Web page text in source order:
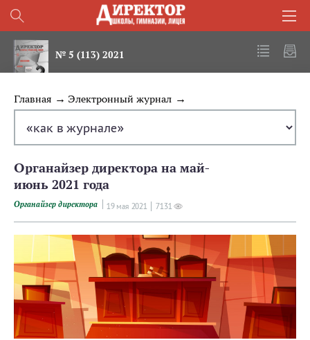
№ 5 (113) 2021
Главная Электронный журнал
Органайзер директора на май-
июнь 2021 года
Органайзер директора 19 мая 2021 7131